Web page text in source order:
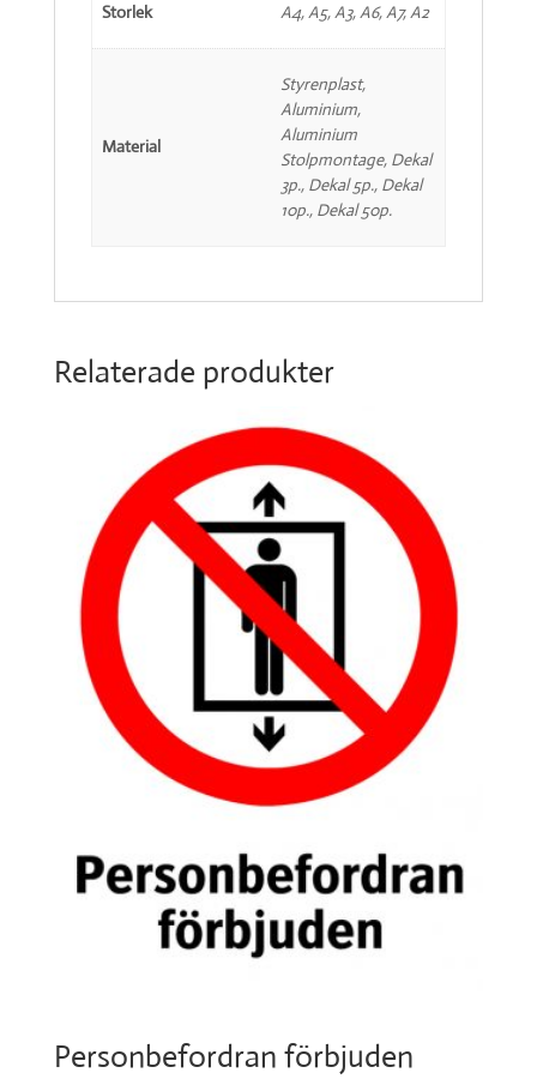
Storlek A4, A5, A3, A6, A7, A2
Material
Styrenplast,
Aluminium,
Aluminium
Stolpmontage, Dekal
3p., Dekal 5p., Dekal
10p., Dekal 50p.
Relaterade produkter
Personbefordran förbjuden